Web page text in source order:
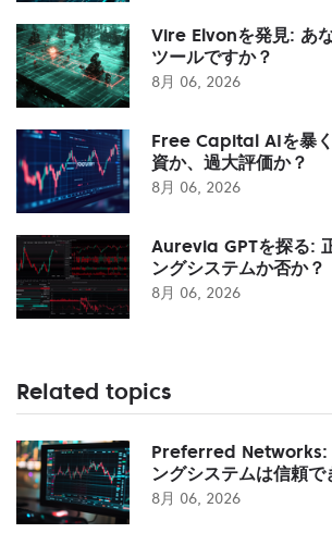
Vire Elvonを発見: あ
ツールですか？
8月 06, 2026
Free Capital AIを暴
資か、過大評価か？
8月 06, 2026
Aurevia GPTを探る:
ングシステムか否か？
8月 06, 2026
Related topics
Preferred Networks:
ングシステムは信頼で
8月 06, 2026